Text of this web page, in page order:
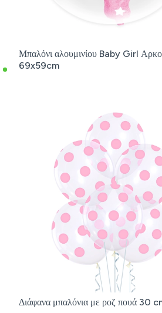
Μπαλόνι αλουμινίου Baby Girl
69x59cm
Διάφανα μπαλόνια με ροζ πουά 30